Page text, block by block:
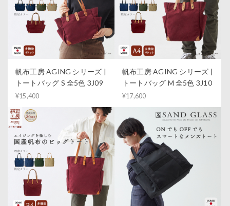
帆布工房 AGING シリーズ |
トートバッグ S 全5色 3J09
¥15,400
帆布工房 AGING シリーズ |
トートバッグ M 全5色 3J10
¥17,600